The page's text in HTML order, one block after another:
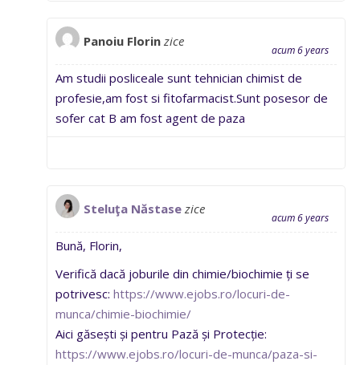
Panoiu Florin zice
acum 6 years
Am studii posliceale sunt tehnician chimist de
profesie,am fost si fitofarmacist.Sunt posesor de
sofer cat B am fost agent de paza
Steluţa Năstase zice
acum 6 years
Bună, Florin,
Verifică dacă joburile din chimie/biochimie ți se
potrivesc: https://www.ejobs.ro/locuri-de-
munca/chimie-biochimie/
Aici găsești și pentru Pază și Protecție:
https://www.ejobs.ro/locuri-de-munca/paza-si-